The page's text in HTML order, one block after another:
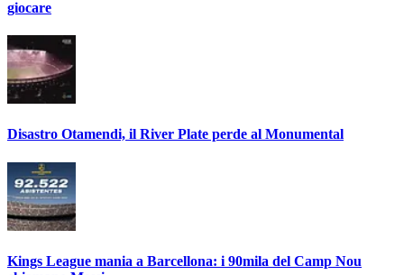
giocare
Disastro Otamendi, il River Plate perde al Monumental
Kings League mania a Barcellona: i 90mila del Camp Nou